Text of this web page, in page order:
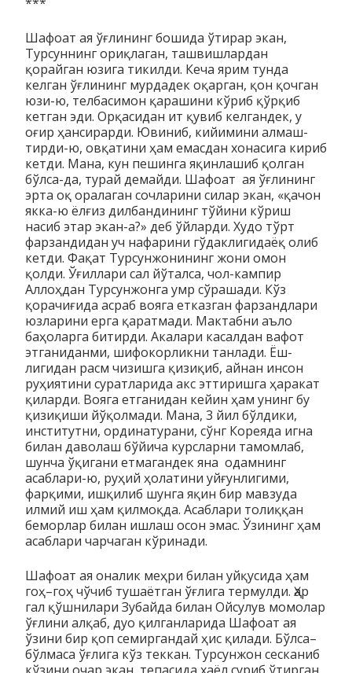
Шафоат ая ўғлининг бошида ўтирар экан,
Турсуннинг ориқ­ла­ган, ташвишлардан
қорайган юзига тикилди. Кеча ярим тунда
келган ўғлининг мурдадек оқарган, қон қочган
юзи-ю, телбасимон қа­­рашини кўриб қўрқиб
кетган эди. Орқасидан ит қувиб кел­ган­дек, у
оғир ҳан­сирарди. Ювиниб, кийимини алмаш­
тирди-ю, овқатини ҳам емасдан хонасига кириб
кетди. Мана, кун пе­шинга яқинлашиб қолган
бўлса-да, турай демайди. Шафоат ая ўғлининг
эрта оқ оралаган сочларини силар экан, «қачон
як­ка-ю ёлғиз дилбандининг тўйини кўриш
насиб этар экан-а?» деб ўйларди. Худо тўрт
фарзандидан уч нафарини гўдак­ли­гидаёқ олиб
кетди. Фақат Турсунжонининг жони омон
қолди. Ўғиллари сал йўталса, чол-кампир
Аллоҳдан Турсунжонга умр сўрашади. Кўз
қорачиғида асраб вояга етказган фарзандлари
юзларини ерга қаратмади. Мактабни аъло
баҳоларга битирди. Акала­ри­ касалдан вафот
этганиданми, шифокорликни танлади. Ёш­
лигидан расм чизишга қизиқиб, айнан инсон
руҳи­ятини су­рат­ларида акс эттиришга ҳаракат
қиларди. Вояга ет­ганидан ке­йин ҳам унинг бу
қизиқиши йўқолмади. Мана, 3 йил бўлдики,
институтни, ординатурани, сўнг Кореяда игна
билан даволаш бўйича курсларни тамомлаб,
шунча ўқигани етмагандек яна одам­нинг
асаблари-ю, руҳий ҳолатини уйғун­лигими,
фарқими, иш­қилиб шунга яқин бир мавзуда
илмий иш ҳам қилмоқда. Асаб­лари толиққан
беморлар билан ишлаш осон эмас. Ўзининг ҳам
асаблари чарчаган кўринади.
Шафоат ая оналик меҳри билан уйқусида ҳам
гоҳ–гоҳ чўчиб тушаётган ўғлига термулди. Ҳар
гал қўшнилари Зубайда билан Ойсулув момолар
ўғлини алқаб, дуо қилганларида Шафоат ая
ўзини бир қоп семиргандай ҳис қилади. Бўлса–
бўлмаса ўғлига кўз теккан. Турсунжон сесканиб